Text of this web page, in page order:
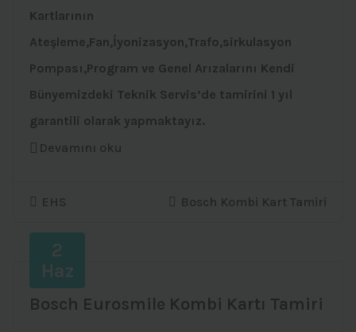
Kartlarının
Ateşleme,Fan,İyonizasyon,Trafo,sirkulasyon
Pompası,Program ve Genel Arızalarını Kendi
Bünyemizdeki Teknik Servis’de tamirini 1 yıl
garantili olarak yapmaktayız.
Devamını oku
EHS Bosch Kombi Kart Tamiri
2
Haz
Bosch Eurosmile Kombi Kartı Tamiri